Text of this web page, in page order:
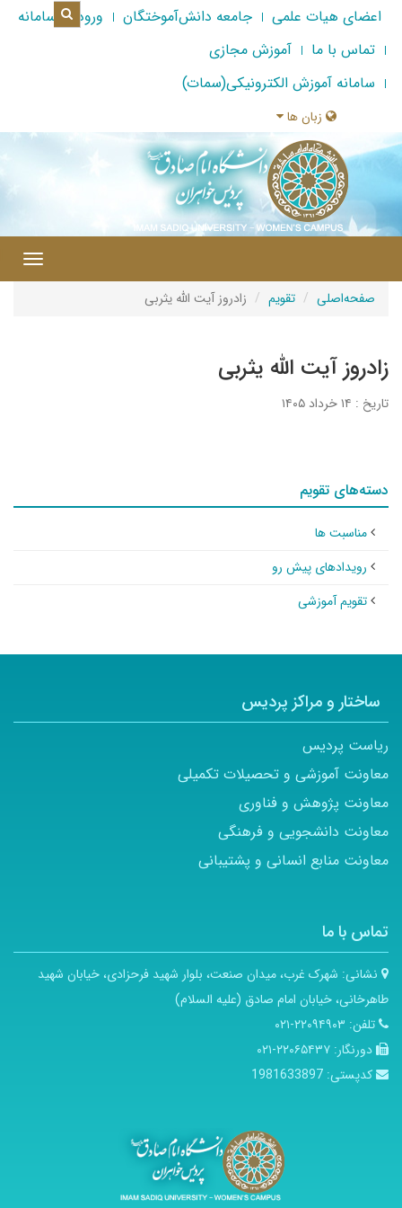
اعضای هیات علمی جامعه دانش‌آموختگان
ورود به سامانه
تماس با ما
آموزش مجازی
سامانه آموزش الکترونیکی(سمات)
زبان ها
صفحه‌اصلی تقویم زادروز آیت الله یثربی
زادروز آیت الله یثربی
تاریخ : ۱۴ خرداد ۱۴۰۵
دسته‌های تقویم
مناسبت ها
رویدادهای پیش رو
تقویم آموزشی
ساختار و مراکز پردیس
ریاست پردیس
معاونت آموزشی و تحصیلات تکمیلی
معاونت پژوهش و فناوری
معاونت دانشجویی و فرهنگی
معاونت منابع انسانی و پشتیبانی
تماس با ما
نشانی: شهرک غرب، میدان صنعت، بلوار شهید فرحزادی، خیابان شهید
طاهرخانی، خیابان امام صادق (علیه السلام)
تلفن: ۲۲۰۹۴۹۰۳-۰۲۱
دورنگار: ۲۲۰۶۵۴۳۷-۰۲۱
کدپستی: 1981633897